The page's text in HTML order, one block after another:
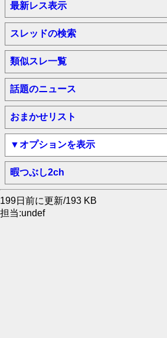
最新レス表示
スレッドの検索
類似スレ一覧
話題のニュース
おまかせリスト
▼オプションを表示
暇つぶし2ch
199日前に更新/193 KB
担当:undef